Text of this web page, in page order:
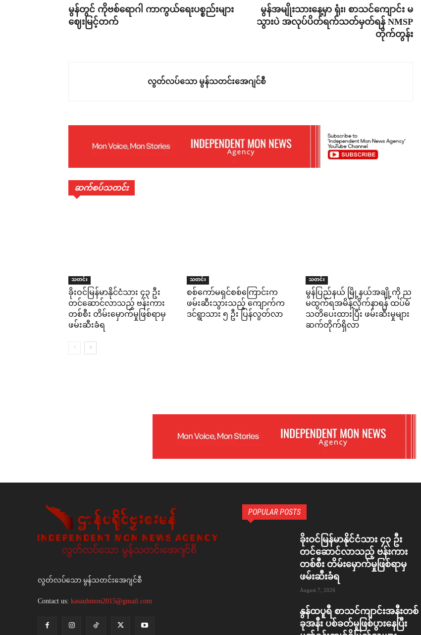
မွန်တွင် ကိုဗစ်ရောဂါ ကာကွယ်ရေးပစ္စည်းများ
ဈေးမြင့်တက်
မွန်အမျိုးသားနေ့မှာ ရုံး၊ စာသင်ကျောင်း မ
သွားပဲ အလုပ်ပိတ်ရက်သတ်မှတ်ရန် NMSP
တိုက်တွန်း
လွတ်လပ်သော မွန်သတင်းအေဂျင်စီ
ဆက်စပ်သတင်း
သတင်း
ခိုးဝင်မြန်မာနိုင်ငံသား ၄၃ ဦး
တင်ဆောင်လာသည့် ဗန်းကား
တစ်စီး တိမ်းမှောက်မှုဖြစ်ရာမှ
ဖမ်းဆီးခံရ
သတင်း
စစ်ကော်မရှင်စစ်ကြောင်းက
ဖမ်းဆီးသွားသည့် ကျောက်က
ဒင်ရွာသား ၅ ဦး ပြန်လွတ်လာ
သတင်း
မွန်ပြည်နယ် မြို့နယ်အချို့ကို ည
မထွက်ရအမိန့်လိုက်နာရန် ထပ်မံ
သတိပေးထားပြီး ဖမ်းဆီးမှုများ
ဆက်တိုက်ရှိလာ
လွတ်လပ်သော မွန်သတင်းအေဂျင်စီ
Contact us: kasauhmon2015@gmail.com
POPULAR POSTS
ခိုးဝင်မြန်မာနိုင်ငံသား ၄၃ ဦး
တင်ဆောင်လာသည့် ဗန်းကား
တစ်စီး တိမ်းမှောက်မှုဖြစ်ရာမှ
ဖမ်းဆီးခံရ
August 7, 2026
နွန်ထပူရီ စာသင်ကျာင်းအနီးတစ်
ခုအနီး ပစ်ခတ်မှုဖြစ်ပွားနေပြီး